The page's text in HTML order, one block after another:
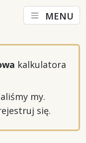
MENU
kalkulatora
my.
się.